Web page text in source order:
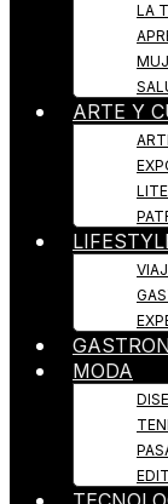
LA
ARTE Y
MODA